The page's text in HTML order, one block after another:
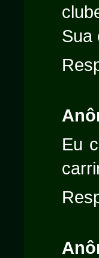
Sua
Eu